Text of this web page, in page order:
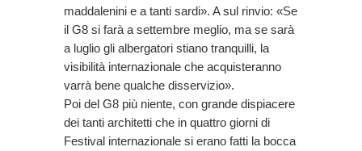
maddalenini e a tanti sardi». A sul rinvio: «Se
il G8 si farà a settembre meglio, ma se sarà
a luglio gli albergatori stiano tranquilli, la
visibilità internazionale che acquisteranno
varrà bene qualche disservizio».
Poi del G8 più niente, con grande dispiacere
dei tanti architetti che in quattro giorni di
Festival internazionale si erano fatti la bocca